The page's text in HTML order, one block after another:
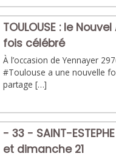
TOULOUSE : le
fois célébré
À l’occasion de Yennayer
#Toulouse a une nouvelle
partage […]
- 33 - SAINT-
et dimanche 21